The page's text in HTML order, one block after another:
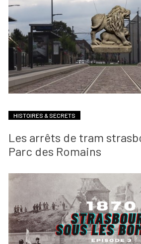
HISTOIRES & SECRETS
Les arrêts de tram
Parc des Romains